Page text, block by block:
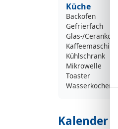
Küche
Backofen
Gefrierfach
Glas-/
Kaffeemaschine
Kühlschrank
Mikrowelle
Toaster
Wasserkocher
Kalender